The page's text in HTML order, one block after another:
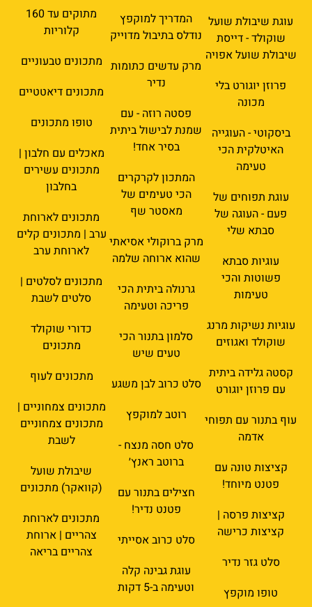
עוגת שיבולת שועל
שוקולד - דייסת
שיבולת שועל אפויה
פרוזן יוגורט בלי
מכונה
ביסקוטי - העוגייה
האיטלקית הכי
טעימה
עוגת תפוחים של
פעם - העוגה של
סבתא שלי
עוגיות סבתא
פשוטות והכי
טעימות
עוגיות נשיקות מרנג
שוקולד ואגוזים
קסטה גלידה ביתית
עם פרוזן יוגורט
עוף בתנור עם תפוחי
אדמה
קציצות טונה עם
פטנט מיוחד!
קציצות פרסה |
קציצות כרישה
סלט גזר נדיר
טופו מוקפץ
המדריך למוקפץ
נודלס בתיבול מדוייק
מרק עדשים כתומות
נדיר
פסטה רוזה - עם
שמנת לבישול ביתית
בסיר אחד!
המתכון לקרקרים
הכי טעימים של
מאסטר שף
מרק ברוקולי אסיאתי
שהוא ארוחה שלמה
גרנולה ביתית הכי
פריכה וטעימה
סלמון בתנור הכי
טעים שיש
סלט כרוב לבן משגע
רוטב למוקפץ
סלט חסה מנצח -
ברוטב ראנץ׳
חצילים בתנור עם
פטנט נדיר!
סלט כרוב אסייתי
עוגת גבינה קלה
וטעימה ב-5 דקות
מתוקים עד 160
קלוריות
מתכונים טבעוניים
מתכונים דיאטטיים
טופו מתכונים
מאכלים עם חלבון |
מתכונים עשירים
בחלבון
מתכונים לארוחת
ערב | מתכונים קלים
לארוחת ערב
מתכונים לסלטים |
סלטים לשבת
כדורי שוקולד
מתכונים
מתכונים לעוף
מתכונים צמחוניים |
מתכונים צמחוניים
לשבת
שיבולת שועל
(קוואקר) מתכונים
מתכונים לארוחת
צהריים | ארוחת
צהריים בריאה